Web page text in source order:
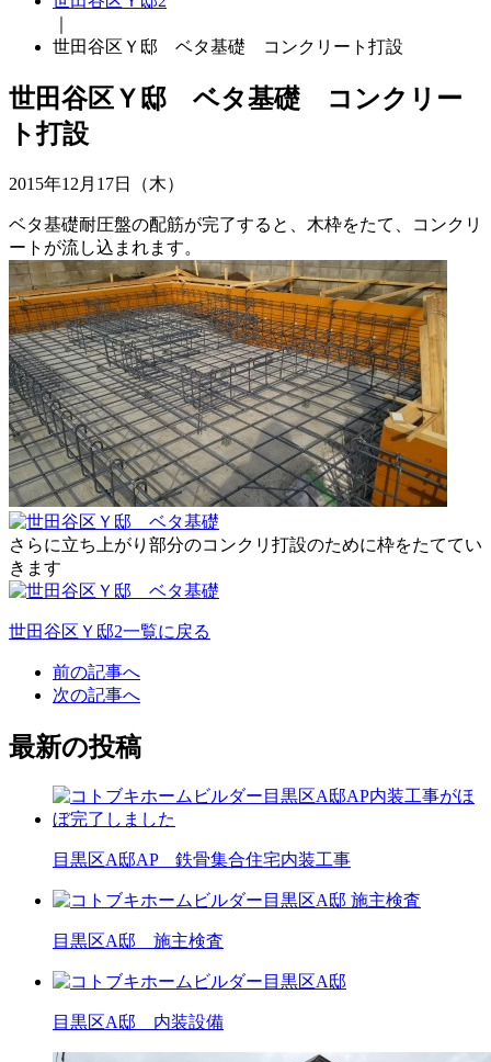
世田谷区Ｙ邸 ベタ基礎 コンクリート打設
世田谷区Ｙ邸 ベタ基礎 コンクリー
ト打設
2015年12月17日（木）
ベタ基礎耐圧盤の配筋が完了すると、木枠をたて、コンクリ
ートが流し込まれます。
さらに立ち上がり部分のコンクリ打設のために枠をたててい
きます
世田谷区Ｙ邸2一覧に戻る
前の記事へ
次の記事へ
最新の投稿
目黒区A邸AP 鉄骨集合住宅内装工事
目黒区A邸 施主検査
目黒区A邸 内装設備